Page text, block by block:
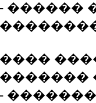
- ������
����
�������
-